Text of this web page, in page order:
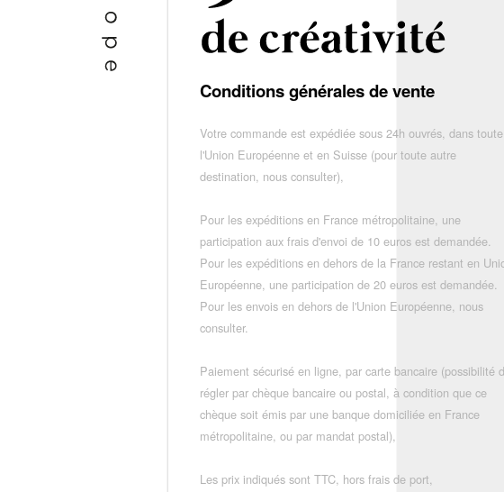
Conditions générales de vente
Votre commande est expédiée sous 24h ouvrés, dans toute
l'Union Européenne et en Suisse (pour toute autre
destination, nous consulter),
Pour les expéditions en France métropolitaine, une
participation aux frais d'envoi de 10 euros est demandée.
Pour les expéditions en dehors de la France restant en
Européenne, une participation de 20 euros est demandée.
Pour les envois en dehors de l'Union Européenne, nous
consulter.
Paiement sécurisé en ligne, par carte bancaire (possibilité
régler par chèque bancaire ou postal, à condition que ce
chèque soit émis par une banque domiciliée en France
métropolitaine, ou par mandat postal),
Les prix indiqués sont TTC, hors frais de port,